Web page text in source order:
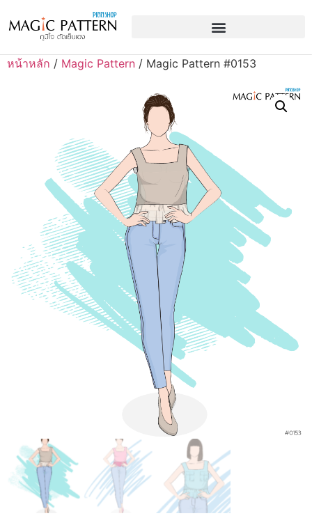
หน้าหลัก / Magic Pattern / Magic Pattern #0153